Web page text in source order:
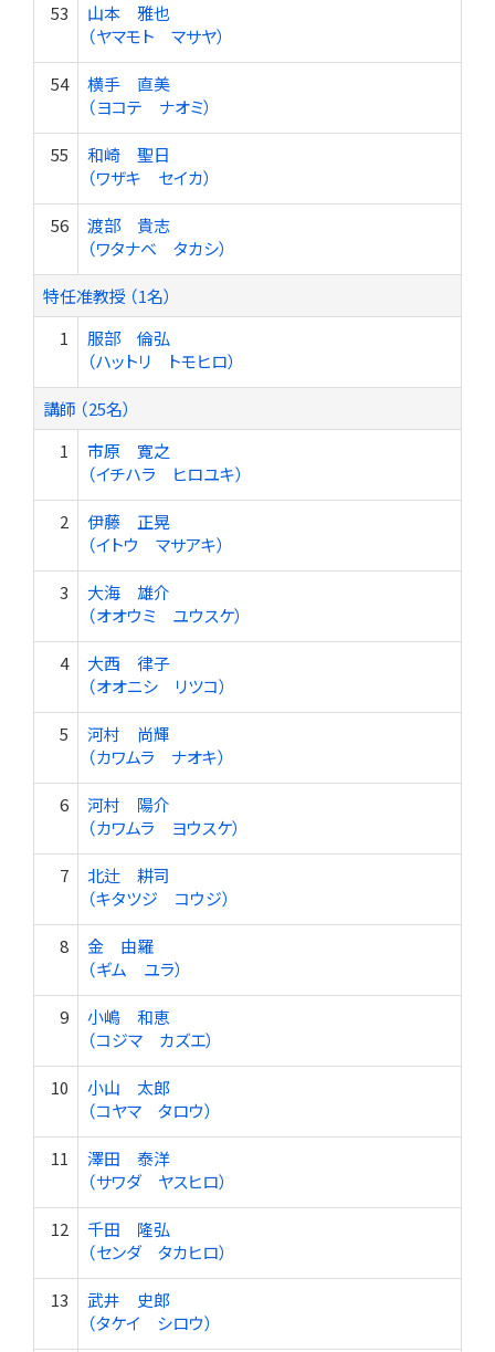
53
山本 雅也
（ヤマモト マサヤ）
54
横手 直美
（ヨコテ ナオミ）
55
和崎 聖日
（ワザキ セイカ）
56
渡部 貴志
（ワタナベ タカシ）
特任准教授 （1名）
1
服部 倫弘
（ハットリ トモヒロ）
講師 （25名）
1
市原 寛之
（イチハラ ヒロユキ）
2
伊藤 正晃
（イトウ マサアキ）
3
大海 雄介
（オオウミ ユウスケ）
4
大西 律子
（オオニシ リツコ）
5
河村 尚輝
（カワムラ ナオキ）
6
河村 陽介
（カワムラ ヨウスケ）
7
北辻 耕司
（キタツジ コウジ）
8
金 由羅
（ギム ユラ）
9
小嶋 和恵
（コジマ カズエ）
10
小山 太郎
（コヤマ タロウ）
11
澤田 泰洋
（サワダ ヤスヒロ）
12
千田 隆弘
（センダ タカヒロ）
13
武井 史郎
（タケイ シロウ）